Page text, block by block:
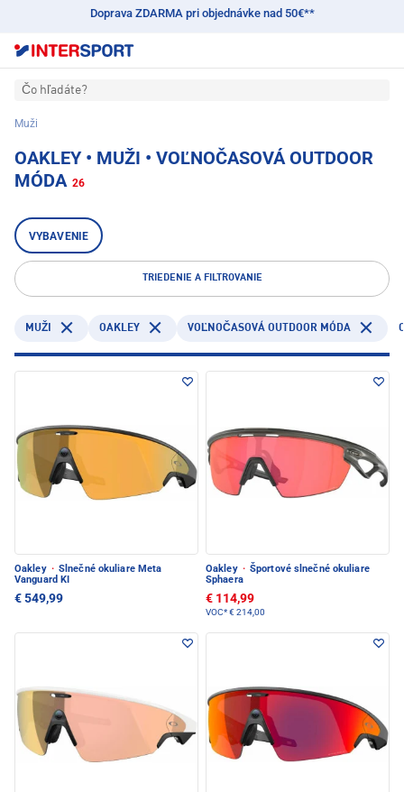
Doprava ZDARMA pri objednávke nad 50€**
Čo hľadáte?
Muži
OAKLEY • MUŽI • VOĽNOČASOVÁ OUTDOOR
MÓDA 26
VYBAVENIE
TRIEDENIE A FILTROVANIE
MUŽI OAKLEY VOĽNOČASOVÁ OUTDOOR MÓDA
Oakley · Slnečné okuliare Meta
Vanguard KI
€ 549,99
Oakley · Športové slnečné okuliare
Sphaera
€ 114,99
VOC*€ 214,00